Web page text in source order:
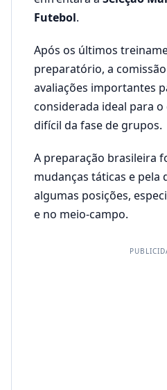
Futebol.
Após os últimos
preparatório, a
avaliações importantes
considerada ideal para
difícil da fase de grupos.
A preparação brasileira
mudanças táticas e pela
algumas posições,
e no meio-campo.